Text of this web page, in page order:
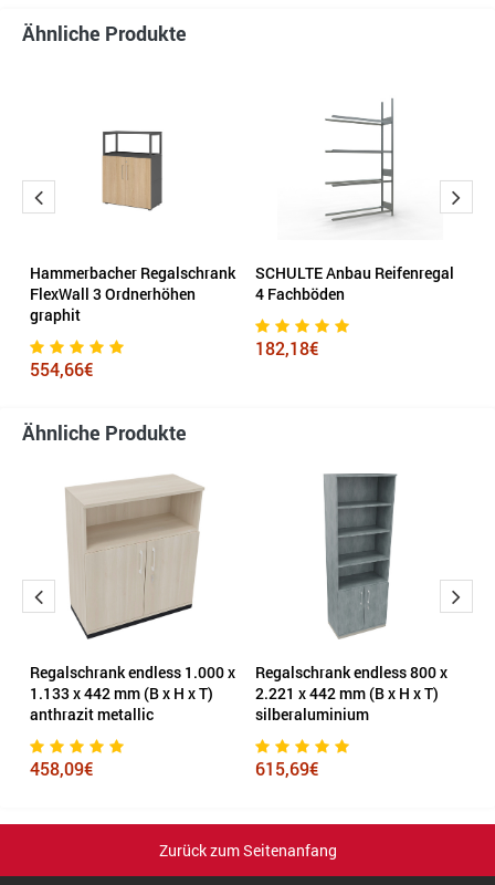
Ähnliche Produkte
Hammerbacher Regalschrank
FlexWall 3 Ordnerhöhen
graphit
554,66€
SCHULTE Anbau Reifenregal
4 Fachböden
182,18€
Ähnliche Produkte
Regalschrank endless 1.000 x
1.133 x 442 mm (B x H x T)
anthrazit metallic
458,09€
Regalschrank endless 800 x
2.221 x 442 mm (B x H x T)
silberaluminium
615,69€
Zurück zum Seitenanfang